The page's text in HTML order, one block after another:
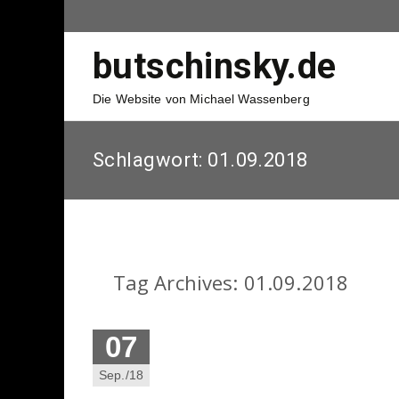
butschinsky.de
Die Website von Michael Wassenberg
Schlagwort: 01.09.2018
Tag Archives: 01.09.2018
07
Sep./18